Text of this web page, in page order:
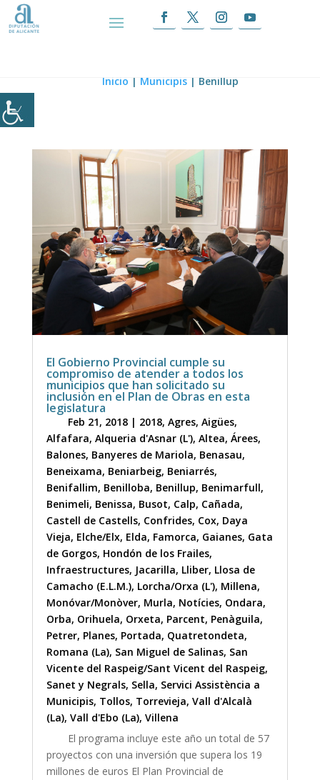
Inicio | Municipis | Benillup
El Gobierno Provincial cumple su
compromiso de atender a todos los
municipios que han solicitado su
inclusión en el Plan de Obras en esta
legislatura
Feb 21, 2018| 2018, Agres, Aigües,
Alfafara, Alqueria d'Asnar (L'), Altea, Árees,
Balones, Banyeres de Mariola, Benasau,
Beneixama, Beniarbeig, Beniarrés,
Benifallim, Benilloba, Benillup, Benimarfull,
Benimeli, Benissa, Busot, Calp, Cañada,
Castell de Castells, Confrides, Cox, Daya
Vieja, Elche/Elx, Elda, Famorca, Gaianes, Gata
de Gorgos, Hondón de los Frailes,
Infraestructures, Jacarilla, Lliber, Llosa de
Camacho (E.L.M.), Lorcha/Orxa (L'), Millena,
Monóvar/Monòver, Murla, Notícies, Ondara,
Orba, Orihuela, Orxeta, Parcent, Penàguila,
Petrer, Planes, Portada, Quatretondeta,
Romana (La), San Miguel de Salinas, San
Vicente del Raspeig/Sant Vicent del Raspeig,
Sanet y Negrals, Sella, Servici Assistència a
Municipis, Tollos, Torrevieja, Vall d'Alcalà
(La), Vall d'Ebo (La), Villena
El programa incluye este año un total de 57
proyectos con una inversión que supera los 19
millones de euros El Plan Provincial de